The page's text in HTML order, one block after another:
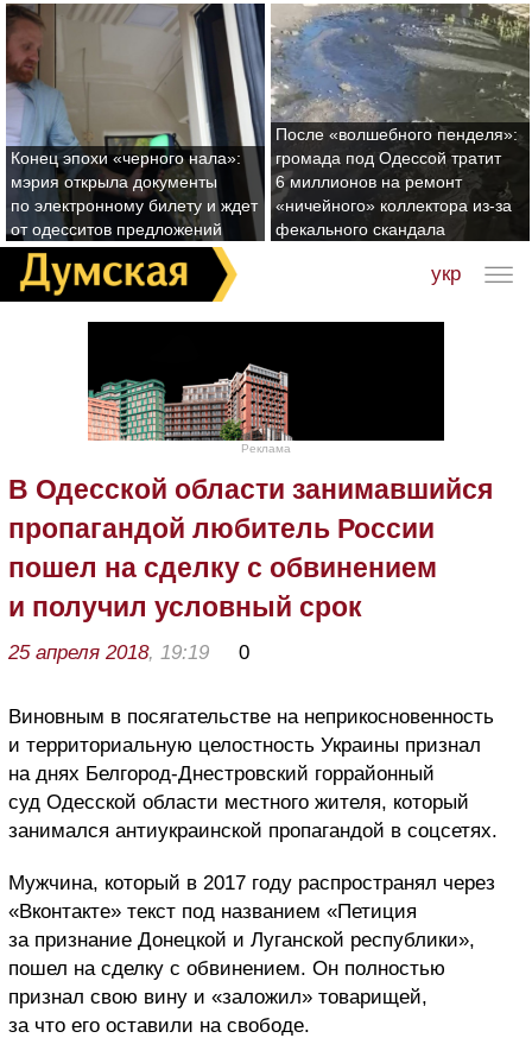
Конец эпохи «черного нала»:
мэрия открыла документы
по электронному билету и ждет
от одесситов предложений
После «волшебного пенделя»:
громада под Одессой тратит
6 миллионов на ремонт
«ничейного» коллектора из-за
фекального скандала
укр
Реклама
В Одесской области занимавшийся
пропагандой любитель России
пошел на сделку с обвинением
и получил условный срок
25 апреля 2018, 19:19 0
Виновным в посягательстве на неприкосновенность
и территориальную целостность Украины признал
на днях Белгород-Днестровский горрайонный
суд Одесской области местного жителя, который
занимался антиукраинской пропагандой в соцсетях.
Мужчина, который в 2017 году распространял через
«Вконтакте» текст под названием «Петиция
за признание Донецкой и Луганской республики»,
пошел на сделку с обвинением. Он полностью
признал свою вину и «заложил» товарищей,
за что его оставили на свободе.